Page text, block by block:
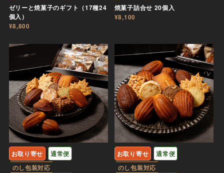
ゼリーと焼菓子のギフト（17種24
個入）
¥8,800
焼菓子詰合せ 20個入
¥8,100
お取り寄せ
通常便
のし包装対応
お取り寄せ
通常便
のし包装対応